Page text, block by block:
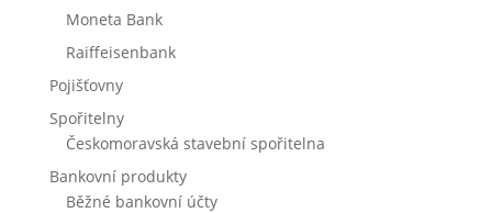
Moneta Bank
Raiffeisenbank
Pojišťovny
Spořitelny
Českomoravská stavební spořitelna
Bankovní produkty
Běžné bankovní účty